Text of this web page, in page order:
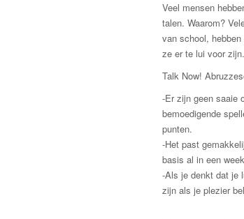
Veel mensen
talen. Waarom?
van school,
ze er te lui voor zijn.
Talk Now!
-Er zijn geen saaie
bemoedigende
punten.
-Het past
basis al in een
-Als je denkt dat je
zijn als je plezier